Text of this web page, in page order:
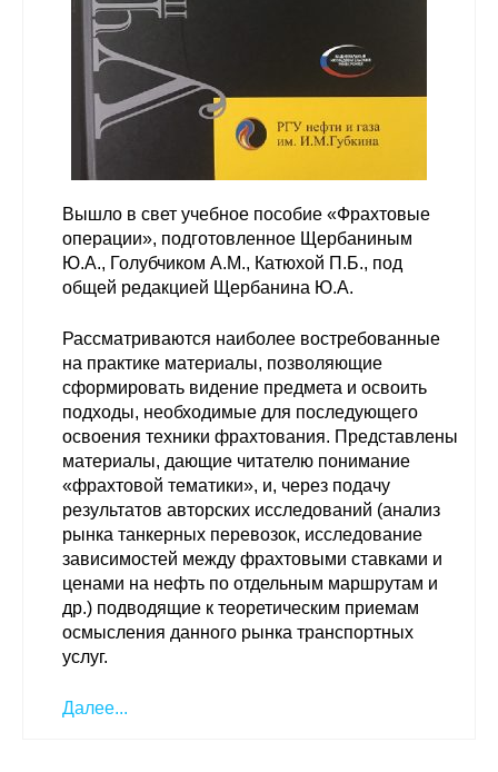
Регулярные прогнозы
Квартальный прогноз
Оценка индекса промышленного
производства
Российская Система Климатического
Мониторинга
Центр «Климатическая политика и
экономика России»
Образование и карьера
Кафедра МФТИ
Кафедра МАДИ
Аспирантура
Вышло в свет учебное пособие «Фрахтовые
операции», подготовленное Щербаниным
Ю.А., Голубчиком А.М., Катюхой П.Б., под
общей редакцией Щербанина Ю.А.
Рассматриваются наиболее востребованные
на практике материалы, позволяющие
сформировать видение предмета и освоить
подходы, необходимые для последующего
освоения техники фрахтования. Представлены
материалы, дающие читателю понимание
«фрахтовой тематики», и, через подачу
результатов авторских исследований (анализ
рынка танкерных перевозок, исследование
зависимостей между фрахтовыми ставками и
ценами на нефть по отдельным маршрутам и
др.) подводящие к теоретическим приемам
осмысления данного рынка транспортных
услуг.
Далее...